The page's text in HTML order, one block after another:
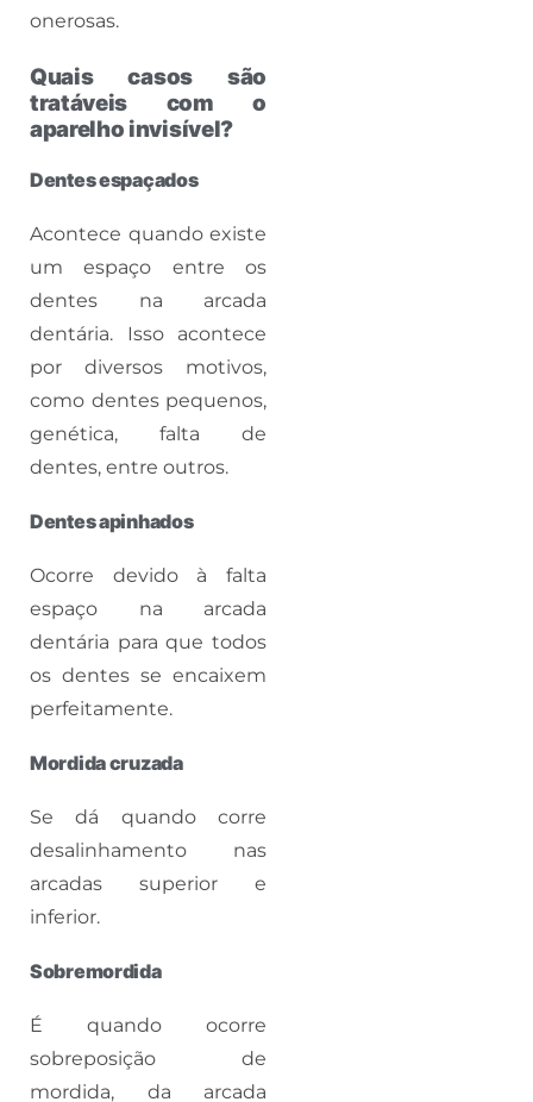
onerosas.
Quais casos são
tratáveis com o
aparelho invisível?
Dentes espaçados
Acontece quando existe
um espaço entre os
dentes na arcada
dentária. Isso acontece
por diversos motivos,
como dentes pequenos,
genética, falta de
dentes, entre outros.
Dentes apinhados
Ocorre devido à falta
espaço na arcada
dentária para que todos
os dentes se encaixem
perfeitamente.
Mordida cruzada
Se dá quando corre
desalinhamento nas
arcadas superior e
inferior.
Sobremordida
É quando ocorre
sobreposição de
mordida, da arcada